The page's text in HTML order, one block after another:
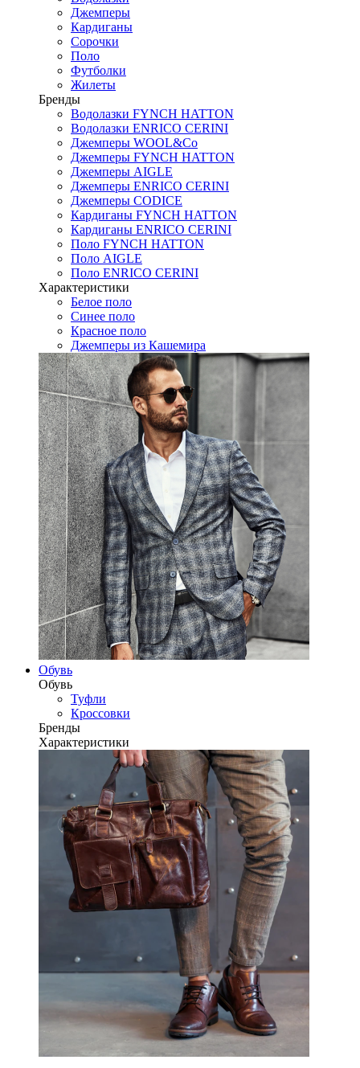
Джемперы
Кардиганы
Сорочки
Поло
Футболки
Жилеты
Бренды
Водолазки FYNCH HATTON
Водолазки ENRICO CERINI
Джемперы WOOL&Co
Джемперы FYNCH HATTON
Джемперы AIGLE
Джемперы ENRICO CERINI
Джемперы CODICE
Кардиганы FYNCH HATTON
Кардиганы ENRICO CERINI
Поло FYNCH HATTON
Поло AIGLE
Поло ENRICO CERINI
Характеристики
Белое поло
Синее поло
Красное поло
Джемперы из Кашемира
Обувь
Обувь
Туфли
Кроссовки
Бренды
Характеристики